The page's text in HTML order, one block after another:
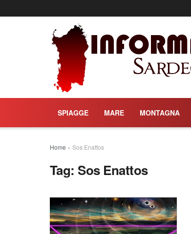
SPIAGGE MARE MONTAGNA
Home » Sos Enattos
Tag: Sos Enattos